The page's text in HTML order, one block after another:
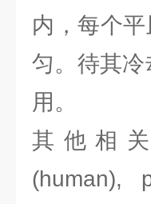
内，每个
匀。待其
用。
其他相关
(human),